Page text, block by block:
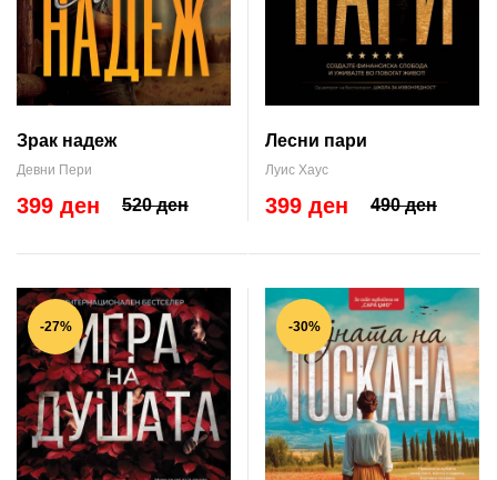
Зрак надеж
Девни Пери
520 ден
399 ден
Лесни пари
Луис Хаус
490 ден
399 ден
-27% -30%